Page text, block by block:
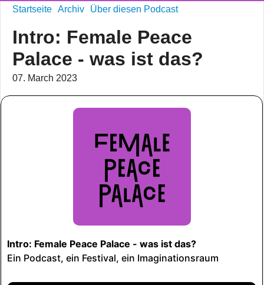
Startseite Archiv Über diesen Podcast
Intro: Female Peace
Palace - was ist das?
07. March 2023